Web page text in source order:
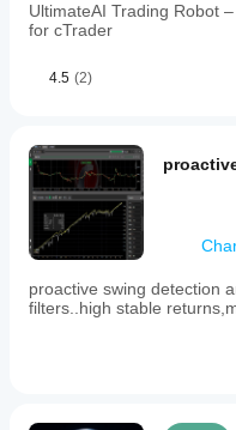
UltimateAI Trading Robot
for cTrader
4.5 (2)
proactive swing detection
filters..high stable